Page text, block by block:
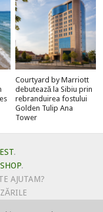
Courtyard by Marriott
debutează la Sibiu prin
rebranduirea fostului
Golden Tulip Ana
Tower
.
.
AJUTAM?